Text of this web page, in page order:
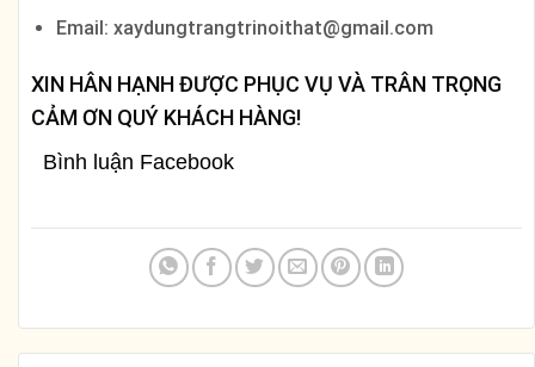
Email: xaydungtrangtrinoithat@gmail.com
XIN HÂN HẠNH ĐƯỢC PHỤC VỤ VÀ TRÂN TRỌNG
CẢM ƠN QUÝ KHÁCH HÀNG!
Bình luận Facebook